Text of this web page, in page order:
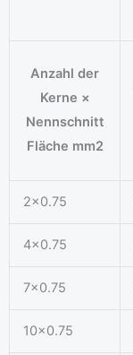
Anzahl der
Kerne ×
Nennschnitt
Fläche mm2
2×0.75
4×0.75
7×0.75
10×0.75